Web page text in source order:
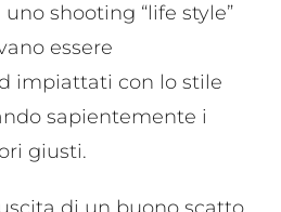
shooting “life style”
essere
impiattati con lo stile
sapientemente i
giusti.